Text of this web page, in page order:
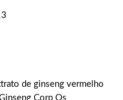
de ginseng vermelho
Corp Os